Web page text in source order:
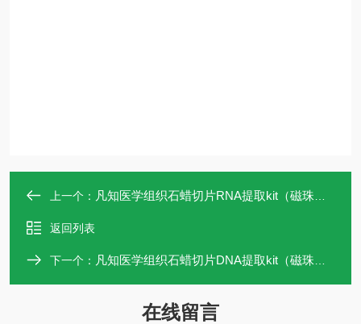
上一个： 凡知医学组织石蜡切片RNA提取kit（磁珠法）
返回列表
下一个： 凡知医学组织石蜡切片DNA提取kit（磁珠法）
在线留言